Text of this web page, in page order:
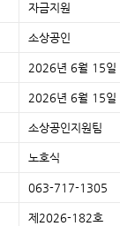
자금지원
소상공인
2026년 6월 15
2026년 6월 15
소상공인지원팀
노호식
063-717-1305
제2026-182호